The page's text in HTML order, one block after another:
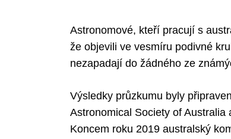
Astronomové, kteří pracují s
že objevili ve vesmíru podivné
nezapadají do žádného ze
Výsledky průzkumu byly
Astronomical Society of
Koncem roku 2019 australský